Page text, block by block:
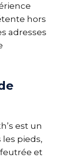
hors
adresses
est un
les pieds,
feutrée et